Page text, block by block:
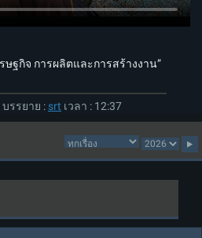
ษฐกิจ การผลิตและการสร้างงาน”
บรรยาย : srt เวลา : 12:37